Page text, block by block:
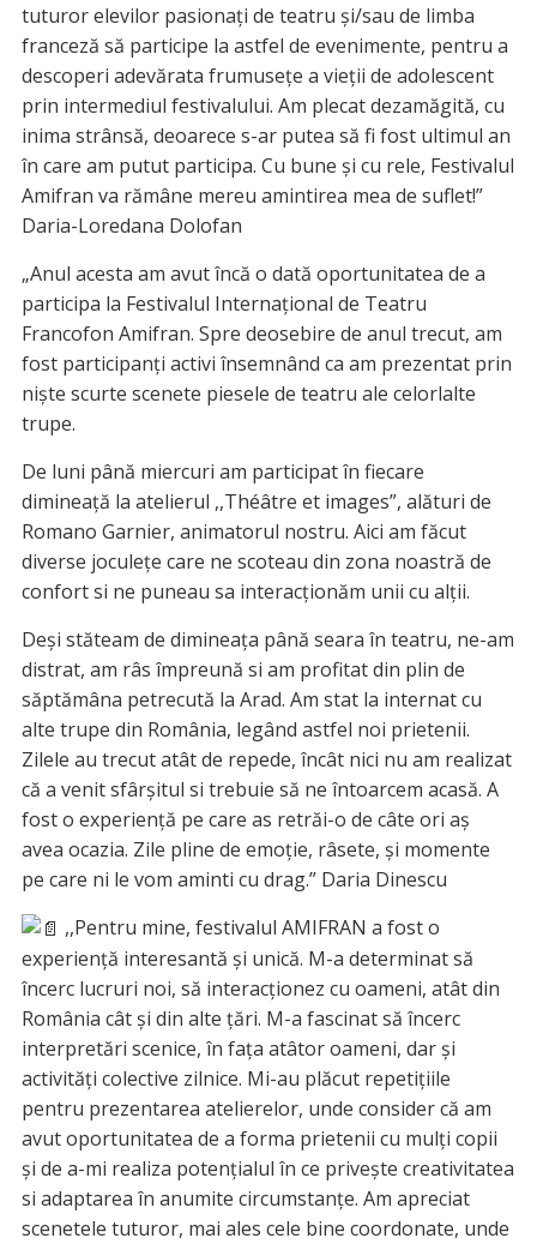
tuturor elevilor pasionați de teatru și/sau de limba
franceză să participe la astfel de evenimente, pentru a
descoperi adevărata frumusețe a vieții de adolescent
prin intermediul festivalului. Am plecat dezamăgită, cu
inima strânsă, deoarece s-ar putea să fi fost ultimul an
în care am putut participa. Cu bune și cu rele, Festivalul
Amifran va rămâne mereu amintirea mea de suflet!”
Daria-Loredana Dolofan
„Anul acesta am avut încă o dată oportunitatea de a
participa la Festivalul Internațional de Teatru
Francofon Amifran. Spre deosebire de anul trecut, am
fost participanți activi însemnând ca am prezentat prin
niște scurte scenete piesele de teatru ale celorlalte
trupe.
De luni până miercuri am participat în fiecare
dimineață la atelierul ,,Théâtre et images”, alături de
Romano Garnier, animatorul nostru. Aici am făcut
diverse joculețe care ne scoteau din zona noastră de
confort si ne puneau sa interacționăm unii cu alții.
Deși stăteam de dimineața până seara în teatru, ne-am
distrat, am râs împreună si am profitat din plin de
săptămâna petrecută la Arad. Am stat la internat cu
alte trupe din România, legând astfel noi prietenii.
Zilele au trecut atât de repede, încât nici nu am realizat
că a venit sfârșitul si trebuie să ne întoarcem acasă. A
fost o experiență pe care as retrăi-o de câte ori aș
avea ocazia. Zile pline de emoție, râsete, și momente
pe care ni le vom aminti cu drag.” Daria Dinescu
,,Pentru mine, festivalul AMIFRAN a fost o
experiență interesantă și unică. M-a determinat să
încerc lucruri noi, să interacționez cu oameni, atât din
România cât și din alte țări. M-a fascinat să încerc
interpretări scenice, în fața atâtor oameni, dar și
activități colective zilnice. Mi-au plăcut repetițiile
pentru prezentarea atelierelor, unde consider că am
avut oportunitatea de a forma prietenii cu mulți copii
și de a-mi realiza potențialul în ce privește creativitatea
si adaptarea în anumite circumstanțe. Am apreciat
scenetele tuturor, mai ales cele bine coordonate, unde